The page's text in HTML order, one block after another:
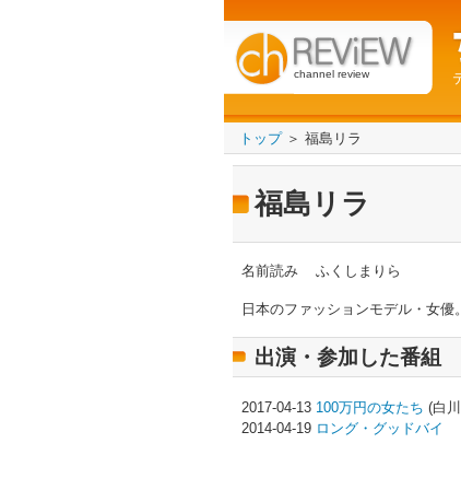
channel review
トップ＞ 福島リラ
福島リラ
名前読み ふくしまりら
日本のファッションモデル・女優。
出演・参加した番組
2017-04-13 100万円の女たち (白
2014-04-19 ロング・グッドバイ